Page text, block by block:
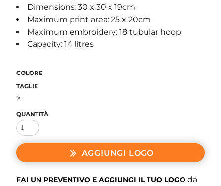
Dimensions: 30 x 30 x 19cm
Maximum print area: 25 x 20cm
Maximum embroidery: 18 tubular hoop
Capacity: 14 litres
COLORE
TAGLIE
>
QUANTITÀ
AGGIUNGI LOGO
FAI UN PREVENTIVO E AGGIUNGI IL TUO LOGO da